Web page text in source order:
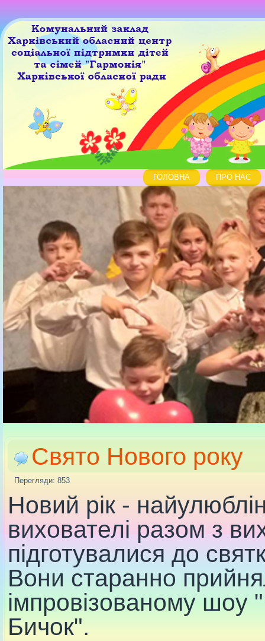
ГОЛОВНА ПРО НАС
Свято Нового року
Перегляди: 853
Новий рік -
вихователі разом з
підготувалися до
Вони старанно
імпровізованому
Бичок".